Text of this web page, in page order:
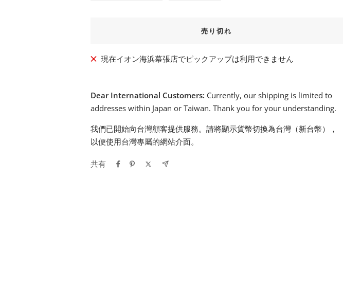
売り切れ
現在イオン海浜幕張店でピックアップは利用できません
Dear International Customers: Currently, our shipping is limited to
addresses within Japan or Taiwan. Thank you for your understanding.
我們已開始向台灣顧客提供服務。請將顯示貨幣切換為台灣（新台幣），
以便使用台灣專屬的網站介面。
共有